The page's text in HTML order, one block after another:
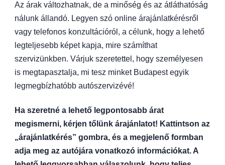
Az árak változhatnak, de a minőség és az átláthatóság
nálunk állandó. Legyen szó online árajánlatkérésről
vagy telefonos konzultációról, a célunk, hogy a lehető
legteljesebb képet kapja, mire számíthat
szervizünkben. Várjuk szeretettel, hogy személyesen
is megtapasztalja, mi tesz minket Budapest egyik
legmegbízhatóbb autószervizévé!
Ha szeretné a lehető legpontosabb árat
megismerni, kérjen tőlünk árajánlatot! Kattintson az
„árajánlatkérés” gombra, és a megjelenő formban
adja meg az autójára vonatkozó információkat. A